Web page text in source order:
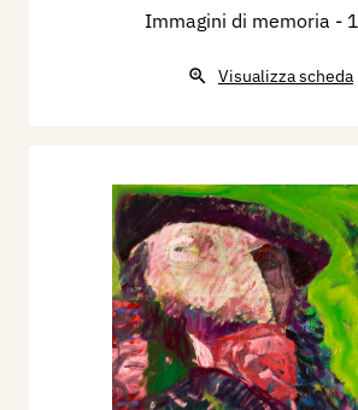
Immagini di memoria -
Visualizza scheda